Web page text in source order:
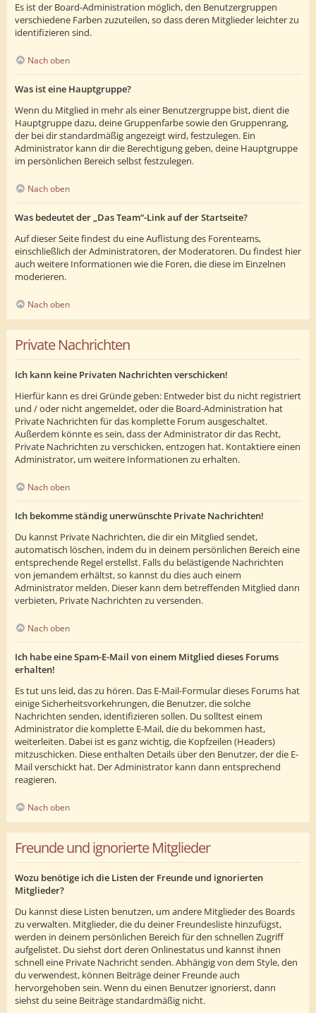
Es ist der Board-Administration möglich, den Benutzergruppen
verschiedene Farben zuzuteilen, so dass deren Mitglieder leichter zu
identifizieren sind.
Nach oben
Was ist eine Hauptgruppe?
Wenn du Mitglied in mehr als einer Benutzergruppe bist, dient die
Hauptgruppe dazu, deine Gruppenfarbe sowie den Gruppenrang,
der bei dir standardmäßig angezeigt wird, festzulegen. Ein
Administrator kann dir die Berechtigung geben, deine Hauptgruppe
im persönlichen Bereich selbst festzulegen.
Nach oben
Was bedeutet der „Das Team“-Link auf der Startseite?
Auf dieser Seite findest du eine Auflistung des Forenteams,
einschließlich der Administratoren, der Moderatoren. Du findest hier
auch weitere Informationen wie die Foren, die diese im Einzelnen
moderieren.
Nach oben
Private Nachrichten
Ich kann keine Privaten Nachrichten verschicken!
Hierfür kann es drei Gründe geben: Entweder bist du nicht registriert
und / oder nicht angemeldet, oder die Board-Administration hat
Private Nachrichten für das komplette Forum ausgeschaltet.
Außerdem könnte es sein, dass der Administrator dir das Recht,
Private Nachrichten zu verschicken, entzogen hat. Kontaktiere einen
Administrator, um weitere Informationen zu erhalten.
Nach oben
Ich bekomme ständig unerwünschte Private Nachrichten!
Du kannst Private Nachrichten, die dir ein Mitglied sendet,
automatisch löschen, indem du in deinem persönlichen Bereich eine
entsprechende Regel erstellst. Falls du belästigende Nachrichten
von jemandem erhältst, so kannst du dies auch einem
Administrator melden. Dieser kann dem betreffenden Mitglied dann
verbieten, Private Nachrichten zu versenden.
Nach oben
Ich habe eine Spam-E-Mail von einem Mitglied dieses Forums
erhalten!
Es tut uns leid, das zu hören. Das E-Mail-Formular dieses Forums hat
einige Sicherheitsvorkehrungen, die Benutzer, die solche
Nachrichten senden, identifizieren sollen. Du solltest einem
Administrator die komplette E-Mail, die du bekommen hast,
weiterleiten. Dabei ist es ganz wichtig, die Kopfzeilen (Headers)
mitzuschicken. Diese enthalten Details über den Benutzer, der die E-
Mail verschickt hat. Der Administrator kann dann entsprechend
reagieren.
Nach oben
Freunde und ignorierte Mitglieder
Wozu benötige ich die Listen der Freunde und ignorierten
Mitglieder?
Du kannst diese Listen benutzen, um andere Mitglieder des Boards
zu verwalten. Mitglieder, die du deiner Freundesliste hinzufügst,
werden in deinem persönlichen Bereich für den schnellen Zugriff
aufgelistet. Du siehst dort deren Onlinestatus und kannst ihnen
schnell eine Private Nachricht senden. Abhängig von dem Style, den
du verwendest, können Beiträge deiner Freunde auch
hervorgehoben sein. Wenn du einen Benutzer ignorierst, dann
siehst du seine Beiträge standardmäßig nicht.